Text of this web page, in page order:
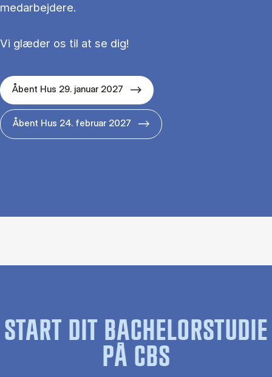
medarbejdere.
Vi glæder os til at se dig!
Åbent Hus 29. januar 2027
Åbent Hus 24. februar 2027
START DIT BACHELORSTUDIE
PÅ CBS